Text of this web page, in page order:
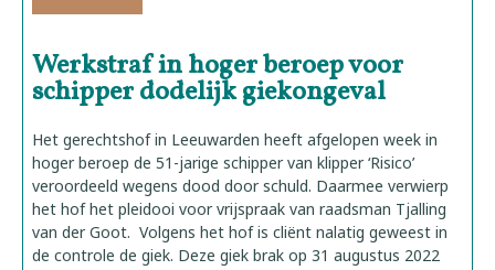
Werkstraf in hoger beroep voor
schipper dodelijk giekongeval
Het gerechtshof in Leeuwarden heeft afgelopen week in
hoger beroep de 51-jarige schipper van klipper ‘Risico’
veroordeeld wegens dood door schuld. Daarmee verwierp
het hof het pleidooi voor vrijspraak van raadsman Tjalling
van der Goot. Volgens het hof is cliënt nalatig geweest in
de controle de giek. Deze giek brak op 31 augustus 2022